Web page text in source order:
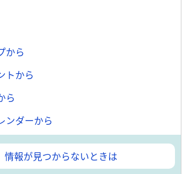
から
トから
ら
ンダーから
情報が見つからないときは